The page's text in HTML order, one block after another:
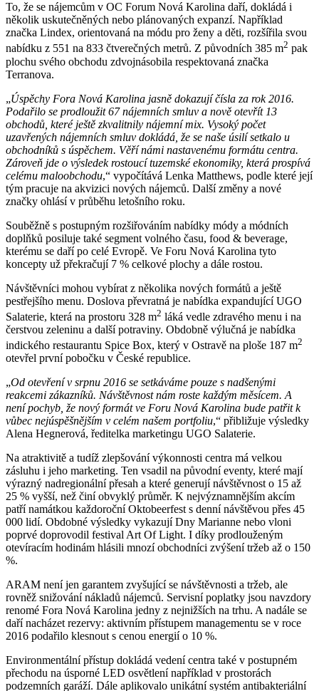
To, že se nájemcům v OC Forum Nová Karolina daří, dokládá i
několik uskutečněných nebo plánovaných expanzí. Například
značka Lindex, orientovaná na módu pro ženy a děti, rozšířila svou
nabídku z 551 na 833 čtverečných metrů. Z původních 385 m2 pak
plochu svého obchodu zdvojnásobila respektovaná značka
Terranova.
„Úspěchy Fora Nová Karolina jasně dokazují čísla za rok 2016.
Podařilo se prodloužit 67 nájemních smluv a nově otevřít 13
obchodů, které ještě zkvalitnily nájemní mix. Vysoký počet
uzavřených nájemních smluv dokládá, že se naše úsilí setkalo u
obchodníků s úspěchem. Věří námi nastavenému formátu centra.
Zároveň jde o výsledek rostoucí tuzemské ekonomiky, která prospívá
celému maloobchodu,“ vypočítává Lenka Matthews, podle které její
tým pracuje na akvizici nových nájemců. Další změny a nové
značky ohlásí v průběhu letošního roku.
Souběžně s postupným rozšiřováním nabídky módy a módních
doplňků posiluje také segment volného času, food & beverage,
kterému se daří po celé Evropě. Ve Foru Nová Karolina tyto
koncepty už překračují 7 % celkové plochy a dále rostou.
Návštěvníci mohou vybírat z několika nových formátů a ještě
pestřejšího menu. Doslova převratná je nabídka expandující UGO
Salaterie, která na prostoru 328 m2 láká vedle zdravého menu i na
čerstvou zeleninu a další potraviny. Obdobně výlučná je nabídka
indického restaurantu Spice Box, který v Ostravě na ploše 187 m2
otevřel první pobočku v České republice.
„Od otevření v srpnu 2016 se setkáváme pouze s nadšenými
reakcemi zákazníků. Návštěvnost nám roste každým měsícem. A
není pochyb, že nový formát ve Foru Nová Karolina bude patřit k
vůbec nejúspěšnějším v celém našem portfoliu,“ přibližuje výsledky
Alena Hegnerová, ředitelka marketingu UGO Salaterie.
Na atraktivitě a tudíž zlepšování výkonnosti centra má velkou
zásluhu i jeho marketing. Ten vsadil na původní eventy, které mají
výrazný nadregionální přesah a které generují návštěvnost o 15 až
25 % vyšší, než činí obvyklý průměr. K nejvýznamnějším akcím
patří namátkou každoroční Oktobeerfest s denní návštěvou přes 45
000 lidí. Obdobné výsledky vykazují Dny Marianne nebo vloni
poprvé doprovodil festival Art Of Light. I díky prodlouženým
otevíracím hodinám hlásili mnozí obchodníci zvýšení tržeb až o 150
%.
ARAM není jen garantem zvyšující se návštěvnosti a tržeb, ale
rovněž snižování nákladů nájemců. Servisní poplatky jsou navzdory
renomé Fora Nová Karolina jedny z nejnižších na trhu. A nadále se
daří nacházet rezervy: aktivním přístupem managementu se v roce
2016 podařilo klesnout s cenou energií o 10 %.
Environmentální přístup dokládá vedení centra také v postupném
přechodu na úsporné LED osvětlení například v prostorách
podzemních garáží. Dále aplikovalo unikátní systém antibakteriální